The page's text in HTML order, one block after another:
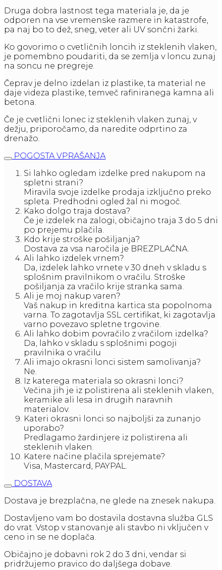
Druga dobra lastnost tega materiala je, da je
odporen na vse vremenske razmere in katastrofe,
pa naj bo to dež, sneg, veter ali UV sončni žarki.
Ko govorimo o cvetličnih loncih iz steklenih vlaken,
je pomembno poudariti, da se zemlja v loncu zunaj
na soncu ne pregreje.
Čeprav je delno izdelan iz plastike, ta material ne
daje videza plastike, temveč rafiniranega kamna ali
betona.
Če je cvetlični lonec iz steklenih vlaken zunaj, v
dežju, priporočamo, da naredite odprtino za
drenažo.
POGOSTA VPRAŠANJA
Si lahko ogledam izdelke pred nakupom na
spletni strani?
Miravila svoje izdelke prodaja izključno preko
spleta. Predhodni ogled žal ni mogoč.
Kako dolgo traja dostava?
Če je izdelek na zalogi, običajno traja 3 do 5 dni
po prejemu plačila.
Kdo krije stroške pošiljanja?
Dostava za vsa naročila je BREZPLAČNA.
Ali lahko izdelek vrnem?
Da, izdelek lahko vrnete v 30 dneh v skladu s
splošnim pravilnikom o vračilu. Stroške
pošiljanja za vračilo krije stranka sama.
Ali je moj nakup varen?
Vaš nakup in kreditna kartica sta popolnoma
varna. To zagotavlja SSL certifikat, ki zagotavlja
varno povezavo spletne trgovine.
Ali lahko dobim povračilo z vračilom izdelka?
Da, lahko v skladu s splošnimi pogoji
pravilnika o vračilu
Ali imajo okrasni lonci sistem samolivanja?
Ne.
Iz katerega materiala so okrasni lonci?
Večina jih je iz polistirena ali steklenih vlaken,
keramike ali lesa in drugih naravnih
materialov.
Kateri okrasni lonci so najboljši za zunanjo
uporabo?
Predlagamo žardinjere iz polistirena ali
steklenih vlaken.
Katere načine plačila sprejemate?
Visa, Mastercard, PAYPAL.
DOSTAVA
Dostava je brezplačna, ne glede na znesek nakupa.
Dostavljeno vam bo dostavila dostavna služba GLS
do vrat. Vstop v stanovanje ali stavbo ni vključen v
ceno in se ne doplača.
Običajno je dobavni rok 2 do 3 dni, vendar si
pridržujemo pravico do daljšega dobave.